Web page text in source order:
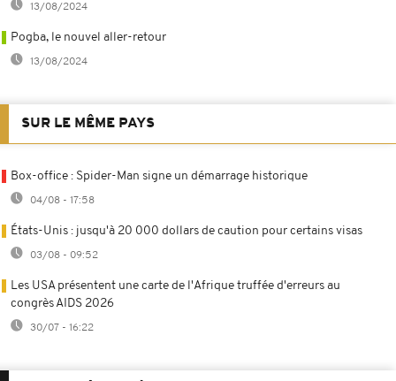
13/08/2024
Pogba, le nouvel aller-retour
13/08/2024
SUR LE MÊME PAYS
Box-office : Spider-Man signe un démarrage historique
04/08 - 17:58
États-Unis : jusqu'à 20 000 dollars de caution pour certains visas
03/08 - 09:52
Les USA présentent une carte de l'Afrique truffée d'erreurs au
congrès AIDS 2026
30/07 - 16:22